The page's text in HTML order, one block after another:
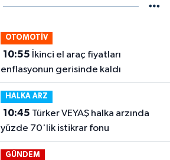
OTOMOTİV
10:55
enflasyonun gerisinde kaldı
HALKA ARZ
10:45
yüzde 70'lik istikrar fonu
GÜNDEM